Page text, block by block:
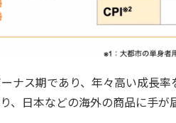
ナス期であり、年々高い成長
、日本などの海外の商品に手